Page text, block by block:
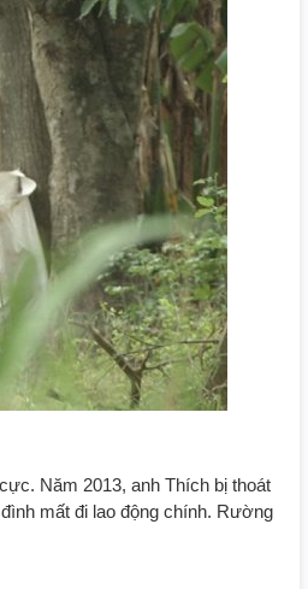
Năm 2013, anh Thích bị thoát
mất đi lao động chính. Rường